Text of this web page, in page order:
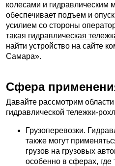
колесами и гидравлическим
обеспечивает подъем и
усилием со стороны
такая гидравлическая
найти устройство на сайте
Самара».
Сфера
Давайте рассмотрим
гидравлической тележки-
Грузоперевозки.
также могут
грузов на грузовых
особенно в сферах,